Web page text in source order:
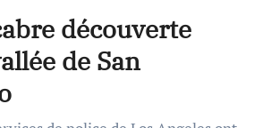
découverte
de San